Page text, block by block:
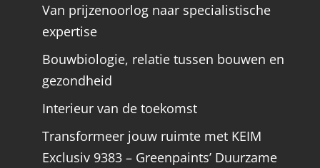
Van prijzenoorlog naar specialistische
expertise
Bouwbiologie, relatie tussen bouwen en
gezondheid
Interieur van de toekomst
Transformeer jouw ruimte met KEIM
Exclusiv 9383 – Greenpaints’ Duurzame